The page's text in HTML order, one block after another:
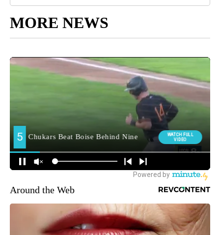
MORE NEWS
Around the Web